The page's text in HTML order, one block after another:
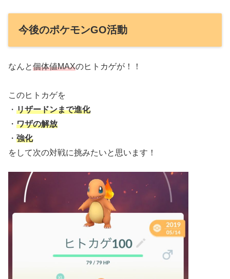
今後のポケモンGO活動
なんと個体値MAXのヒトカゲが！！
このヒトカゲを
・ リザードンまで進化
・ ワザの解放
・ 強化
をして次の対戦に挑みたいと思います！